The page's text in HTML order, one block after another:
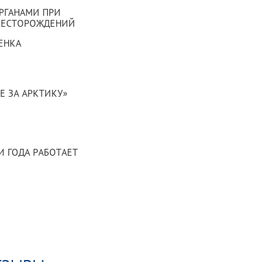
ПРИ
ЗА АРКТИКУ»
ГОДА РАБОТАЕТ